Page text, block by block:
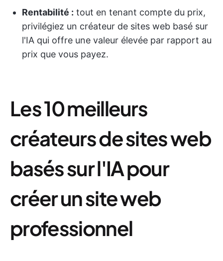
Rentabilité : tout en tenant compte du prix,
privilégiez un créateur de sites web basé sur
l'IA qui offre une valeur élevée par rapport au
prix que vous payez.
Les 10 meilleurs
créateurs de sites web
basés sur l'IA pour
créer un site web
professionnel